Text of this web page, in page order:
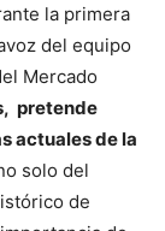
la primera
del equipo
Mercado
pretende
actuales de la
solo del
de